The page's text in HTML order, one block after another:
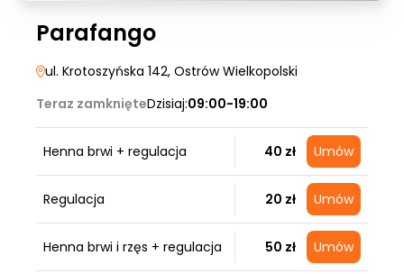
Parafango
ul. Krotoszyńska 142, Ostrów Wielkopolski
Teraz zamknięteDzisiaj:09:00-19:00
Henna brwi + regulacja 40 zł Umów
Regulacja 20 zł Umów
Henna brwi i rzęs + regulacja 50 zł Umów